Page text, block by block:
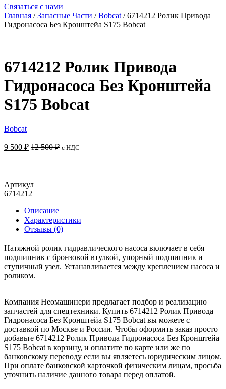
Связаться с нами
Главная /Запасные Части /Bobcat/ 6714212 Ролик Привода
Гидронасоса Без Кронштейа S175 Bobcat
6714212 Ролик Привода
Гидронасоса Без Кронштейа
S175 Bobcat
Bobcat
9 500 ₽ 12 500₽ с НДС
Артикул
6714212
Описание
Характеристики
Отзывы (0)
Натяжной ролик гидравлического насоса включает в себя
подшипник с бронзовой втулкой, упорный подшипник и
ступичный узел. Устанавливается между креплением насоса и
роликом.
Компания Неомашинери предлагает подбор и реализацию
запчастей для спецтехники. Купить 6714212 Ролик Привода
Гидронасоса Без Кронштейа S175 Bobcat вы можете с
доставкой по Москве и России. Чтобы оформить заказ просто
добавьте 6714212 Ролик Привода Гидронасоса Без Кронштейа
S175 Bobcat в корзину, и оплатите по карте или же по
банковскому переводу если вы являетесь юридическим лицом.
При оплате банковской карточкой физическим лицам, просьба
уточнить наличие данного товара перед оплатой.